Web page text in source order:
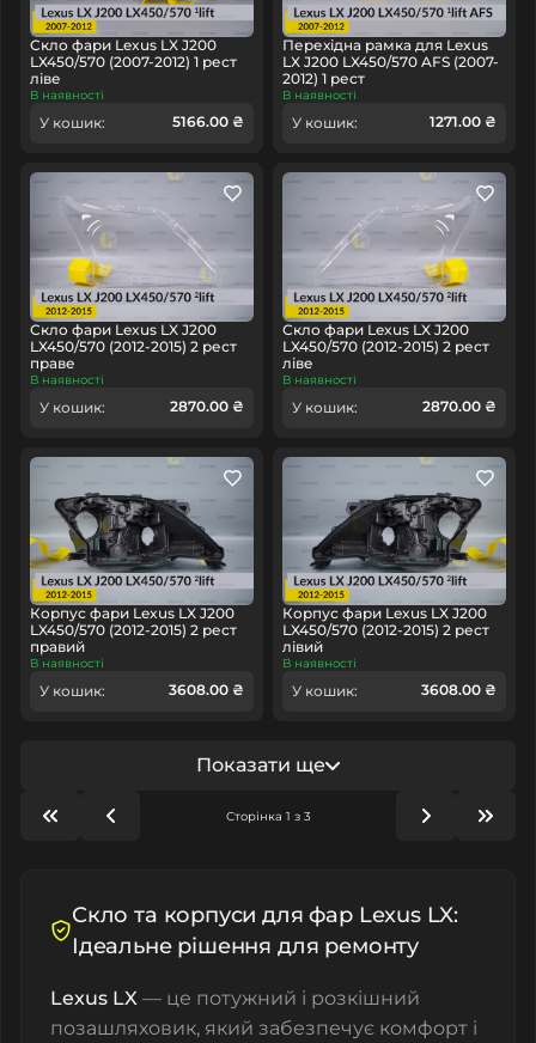
Скло фари Lexus LX J200
LX450/570 (2007-2012) 1 рест
ліве
В наявності
У кошик: 5166.00 ₴
Перехідна рамка для Lexus
LX J200 LX450/570 AFS (2007-
2012) 1 рест
В наявності
У кошик: 1271.00 ₴
Скло фари Lexus LX J200
LX450/570 (2012-2015) 2 рест
праве
В наявності
У кошик: 2870.00 ₴
Скло фари Lexus LX J200
LX450/570 (2012-2015) 2 рест
ліве
В наявності
У кошик: 2870.00 ₴
Корпус фари Lexus LX J200
LX450/570 (2012-2015) 2 рест
правий
В наявності
У кошик: 3608.00 ₴
Корпус фари Lexus LX J200
LX450/570 (2012-2015) 2 рест
лівий
В наявності
У кошик: 3608.00 ₴
Показати ще
Сторінка 1 з 3
Скло та корпуси для фар Lexus LX:
Ідеальне рішення для ремонту
Lexus LX — це потужний і розкішний
позашляховик, який забезпечує комфорт і